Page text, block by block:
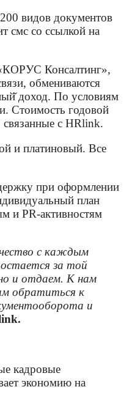
видов документов
смс со ссылкой на
Консалтинг»,
обмениваются
доход. По условиям
Стоимость годовой
с HRlink.
и платиновый. Все
при оформлении
план
и PR-активностям
с каждым
остается за той
и отдаем. К нам
обратиться к
и
кадровые
экономию на